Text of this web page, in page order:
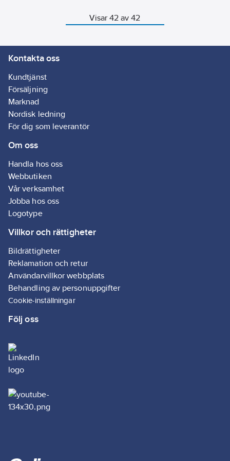
Visar 42 av 42
Kontakta oss
Kundtjänst
Försäljning
Marknad
Nordisk ledning
För dig som leverantör
Om oss
Handla hos oss
Webbutiken
Vår verksamhet
Jobba hos oss
Logotype
Villkor och rättigheter
Bildrättigheter
Reklamation och retur
Användarvillkor webbplats
Behandling av personuppgifter
Cookie-inställningar
Följ oss